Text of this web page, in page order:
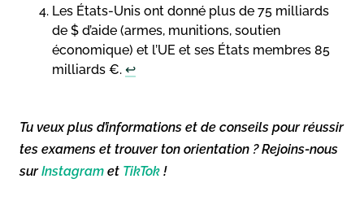
Les États-Unis ont donné plus de 75 milliards
de $ d’aide (armes, munitions, soutien
économique) et l’UE et ses États membres 85
milliards €. ↩︎
Tu veux plus d’informations et de conseils pour réussir
tes examens et trouver ton orientation ? Rejoins-nous
surInstagram et TikTok !